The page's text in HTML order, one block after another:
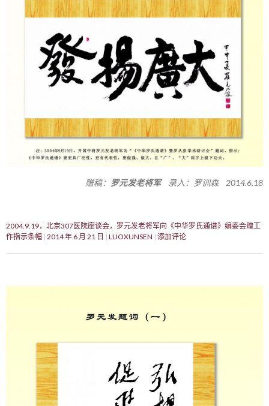
赠稿： 罗元发老将军录入：罗训森 2014.6.18
2004.9.19，北京307医院座谈会，罗元发老将军向《中华罗氏通谱》编委会赠工
作指示条幅 2014 年 6 月 21 日 LUOXUNSEN 添加评论